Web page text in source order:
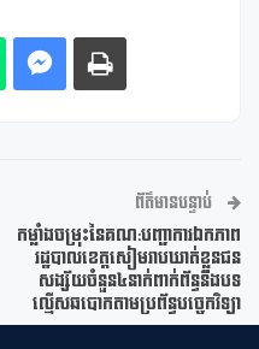
ព័ត៌មានបន្ទាប់
កម្លាំងចម្រុះនៃគណ:បញ្ជាការឯកភាព
រដ្ឋបាលខេត្តសៀមរាបឃាត់ខ្លួនជន
សង្ស័យចំនួន៤នាក់ពាក់ព័ន្ធនឹងបទ
ល្មើសឆបោកតាមប្រព័ន្ធបច្ចេកវិទ្យា